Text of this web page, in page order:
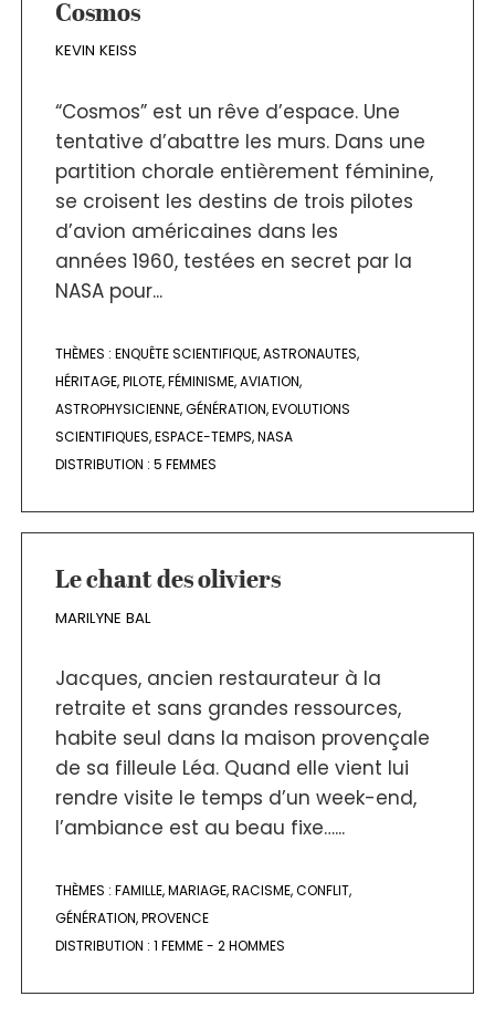
Cosmos
KEVIN KEISS
“Cosmos” est un rêve d’espace. Une
tentative d’abattre les murs. Dans une
partition chorale entièrement féminine,
se croisent les destins de trois pilotes
d’avion américaines dans les
années 1960, testées en secret par la
NASA pour...
THÈMES : ENQUÊTE SCIENTIFIQUE,ASTRONAUTES,
HÉRITAGE,PILOTE,FÉMINISME,AVIATION,
ASTROPHYSICIENNE,GÉNÉRATION,EVOLUTIONS
SCIENTIFIQUES,ESPACE-TEMPS,NASA
DISTRIBUTION : 5 FEMMES
Le chant des oliviers
MARILYNE BAL
Jacques, ancien restaurateur à la
retraite et sans grandes ressources,
habite seul dans la maison provençale
de sa filleule Léa. Quand elle vient lui
rendre visite le temps d’un week-end,
l’ambiance est au beau fixe…...
THÈMES : FAMILLE,MARIAGE,RACISME,CONFLIT,
GÉNÉRATION,PROVENCE
DISTRIBUTION : 1 FEMME - 2 HOMMES